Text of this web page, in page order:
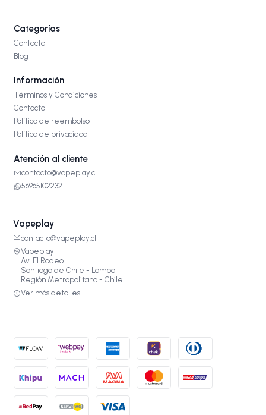
Categorías
Contacto
Blog
Información
Términos y Condiciones
Contacto
Política de reembolso
Política de privacidad
Atención al cliente
contacto@vapeplay.cl
56965102232
Vapeplay
contacto@vapeplay.cl
Vapeplay
Av. El Rodeo
Santiago de Chile - Lampa
Región Metropolitana - Chile
Ver más detalles